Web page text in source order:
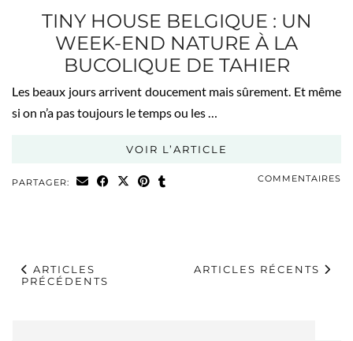
TINY HOUSE BELGIQUE : UN
WEEK-END NATURE À LA
BUCOLIQUE DE TAHIER
Les beaux jours arrivent doucement mais sûrement. Et même
si on n’a pas toujours le temps ou les …
VOIR L’ARTICLE
PARTAGER: COMMENTAIRES
ARTICLES
PRÉCÉDENTS
ARTICLES RÉCENTS